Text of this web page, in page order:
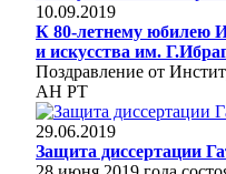
10.09.2019
К 80-летнему юбилею
и искусства им.
Поздравление от
АН РТ
29.06.2019
Защита диссертации